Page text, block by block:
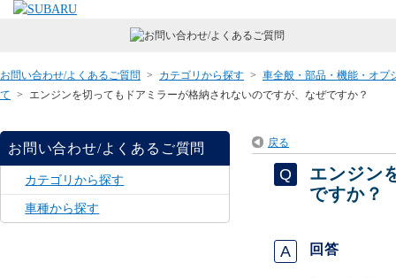
お問い合わせ/よくあるご質問 > カテゴリから探す > 車全般・部品・機能・オプ
て > エンジンを切ってもドアミラーが格納されないのですが、なぜですか？
お問い合わせ/よくあるご質問
カテゴリから探す
車種から探す
戻る
エンジン
ですか？
回答